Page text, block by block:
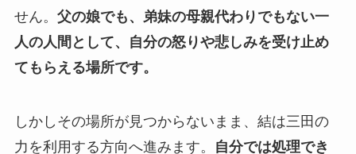
せん。 父の娘でも、弟妹の母親代わりでもない一
人の人間として、自分の怒りや悲しみを受け止め
てもらえる場所です。
しかしその場所が見つからないまま、結は三田の
力を利用する方向へ進みます。
自分では処理でき